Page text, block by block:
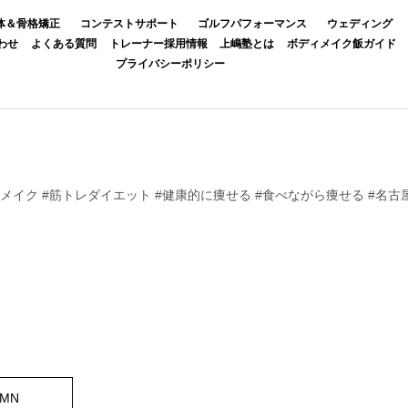
＆骨格矯正 コンテストサポート ゴルフパフォーマンス
ウェディング
せ よくある質問 トレーナー採用情報 上嶋塾とは
ボディメイク飯ガイド
プライバシーポリシー
ク #筋トレダイエット #健康的に痩せる #食べながら痩せる #名古